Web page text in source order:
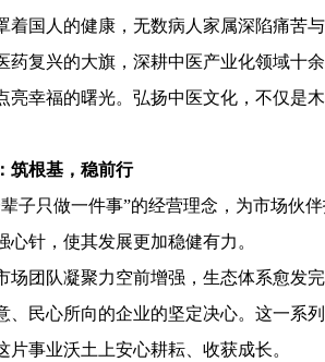
国人的健康，无数病人家属深陷痛苦
药复兴的大旗，深耕中医产业化领域十
亮幸福的曙光。弘扬中医文化，不仅是
根基，稳前行
只做一件事”的经营理念，为市场伙
心针，使其发展更加稳健有力。
团队凝聚力空前增强，生态体系愈发
、民心所向的企业的坚定决心。这一系
片事业沃土上安心耕耘、收获成长。